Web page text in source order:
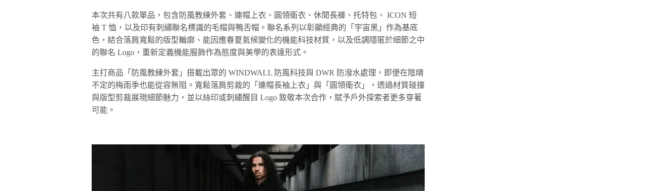
本次共有八款單品，包含防風教練外套、連帽上衣、圓領衛衣、休閒長褲、托特包、 ICON 短
袖 T 恤，以及印有刺繡聯名標識的毛帽與鴨舌帽。聯名系列以彰顯經典的「宇宙黑」作為基底
色，結合落肩寬鬆的版型輪廓、能因應春夏氣候變化的機能科技材質，以及低調隱匿於細節之中
的聯名 Logo，重新定義機能服飾作為態度與美學的表達形式。
主打商品「防風教練外套」搭載出眾的 WINDWALL 防風科技與 DWR 防潑水處理，即便在陰晴
不定的梅雨季也能從容無阻。寬鬆落肩剪裁的「連帽長袖上衣」與「圓領衛衣」，透過材質碰撞
與版型剪裁展現細節魅力，並以絲印或刺繡醒目 Logo 致敬本次合作，賦予戶外探索者更多穿著
可能。